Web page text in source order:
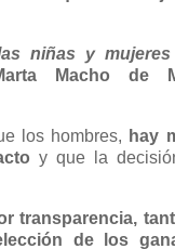
niñas y
Macho de
los hombres, hay
y que la
transparencia,
de los